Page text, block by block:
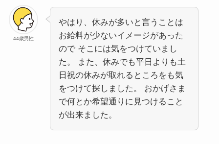
44歳男性
やはり、休みが多いと言うことは
お給料が少ないイメージがあった
ので そこには気をつけていまし
た。 また、休みでも平日よりも土
日祝の休みが取れるところをも気
をつけて探しました。 おかげさま
で何とか希望通りに見つけること
が出来ました。